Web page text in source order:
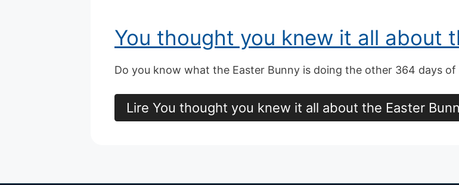
You thought you knew it all about
Do you know what the Easter Bunny is doing the other 364 days of
Lire You thought you knew it all about the Easter